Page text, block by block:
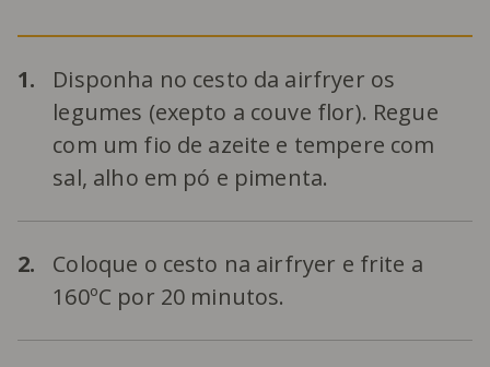
1.
Disponha no cesto da airfryer os
legumes (exepto a couve flor). Regue
com um fio de azeite e tempere com
sal, alho em pó e pimenta.
2.
Coloque o cesto na airfryer e frite a
160ºC por 20 minutos.